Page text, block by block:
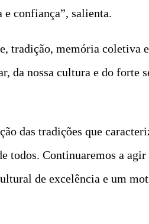
confiança”, salienta.
tradição, memória coletiva
da nossa cultura e do forte
das tradições que
todos. Continuaremos a
de excelência e um